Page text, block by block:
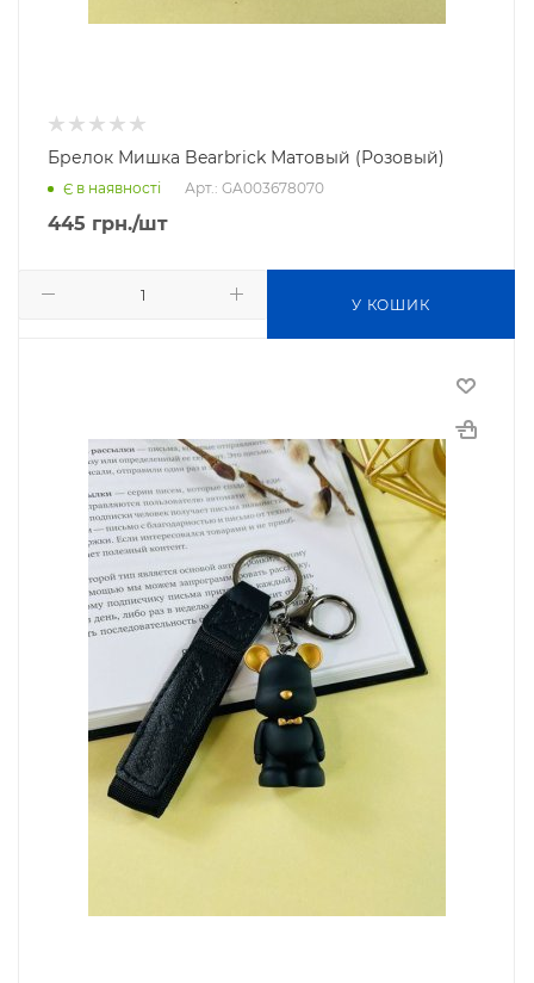
Брелок Мишка Bearbrick Матовый (Розовый)
Є в наявності Арт.: GA003678070
445 грн./шт
У КОШИК